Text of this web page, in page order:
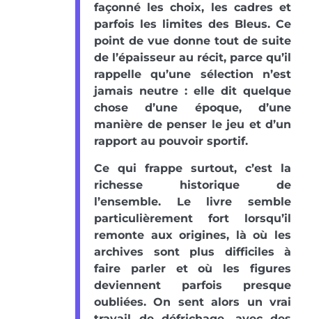
façonné les choix, les cadres et
parfois les limites des Bleus. Ce
point de vue donne tout de suite
de l’épaisseur au récit, parce qu’il
rappelle qu’une sélection n’est
jamais neutre : elle dit quelque
chose d’une époque, d’une
manière de penser le jeu et d’un
rapport au pouvoir sportif.
Ce qui frappe surtout, c’est la
richesse historique de
l’ensemble. Le livre semble
particulièrement fort lorsqu’il
remonte aux origines, là où les
archives sont plus difficiles à
faire parler et où les figures
deviennent parfois presque
oubliées. On sent alors un vrai